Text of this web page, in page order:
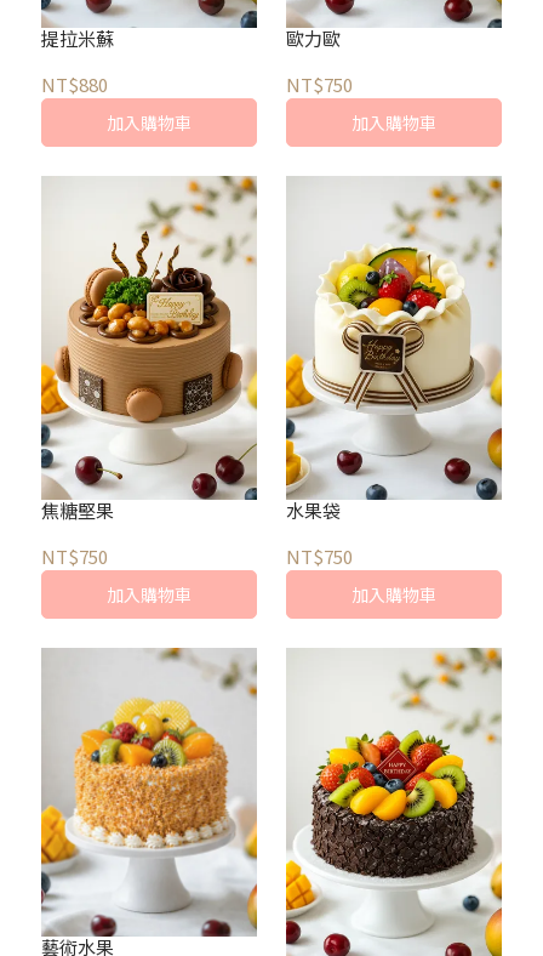
提拉米蘇
NT$880
加入購物車
歐力歐
NT$750
加入購物車
焦糖堅果
NT$750
加入購物車
水果袋
NT$750
加入購物車
藝術水果